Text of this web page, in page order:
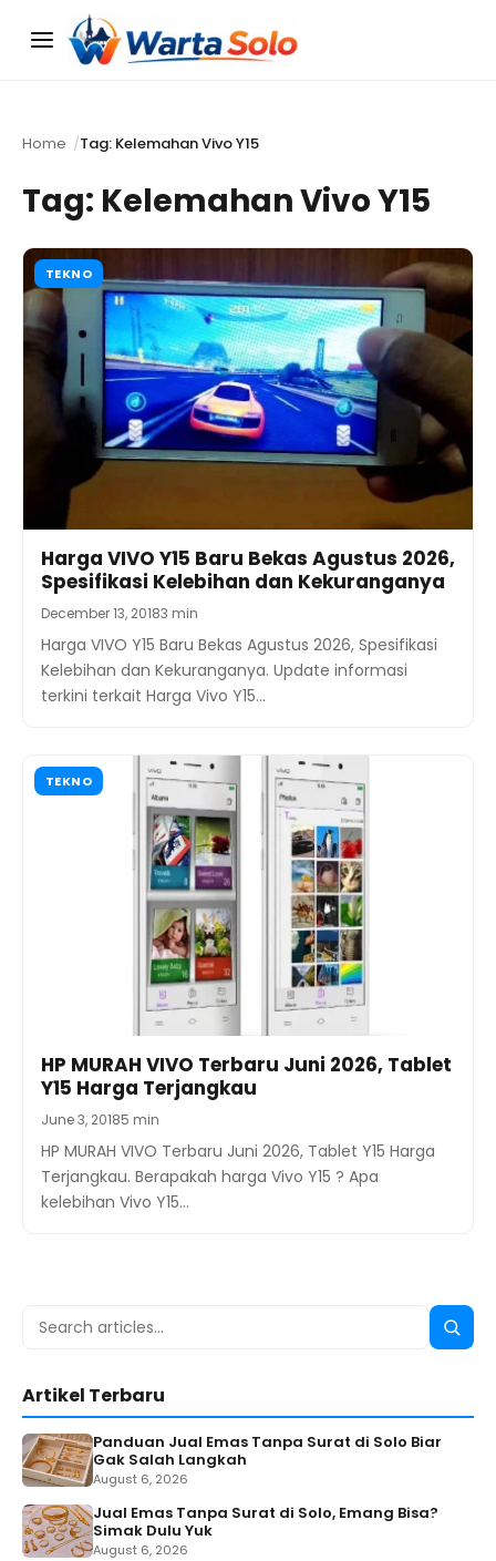
Menu
Home Tag: Kelemahan Vivo Y15
Tag: Kelemahan Vivo Y15
TEKNO
Harga VIVO Y15 Baru Bekas Agustus 2026,
Spesifikasi Kelebihan dan Kekuranganya
December 13, 20183 min
Harga VIVO Y15 Baru Bekas Agustus 2026, Spesifikasi
Kelebihan dan Kekuranganya. Update informasi
terkini terkait Harga Vivo Y15…
TEKNO
HP MURAH VIVO Terbaru Juni 2026, Tablet
Y15 Harga Terjangkau
June 3, 20185 min
HP MURAH VIVO Terbaru Juni 2026, Tablet Y15 Harga
Terjangkau. Berapakah harga Vivo Y15 ? Apa
kelebihan Vivo Y15…
Search
Search
Artikel Terbaru
Panduan Jual Emas Tanpa Surat di Solo Biar
Gak Salah Langkah
August 6, 2026
Jual Emas Tanpa Surat di Solo, Emang Bisa?
Simak Dulu Yuk
August 6, 2026